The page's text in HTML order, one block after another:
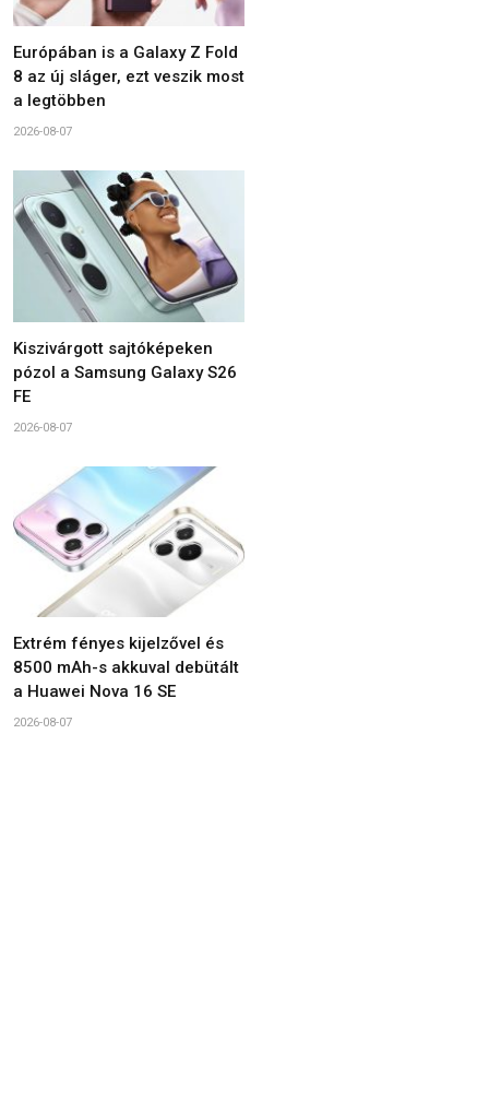
Európában is a Galaxy Z Fold
8 az új sláger, ezt veszik most
a legtöbben
2026-08-07
Kiszivárgott sajtóképeken
pózol a Samsung Galaxy S26
FE
2026-08-07
Extrém fényes kijelzővel és
8500 mAh-s akkuval debütált
a Huawei Nova 16 SE
2026-08-07